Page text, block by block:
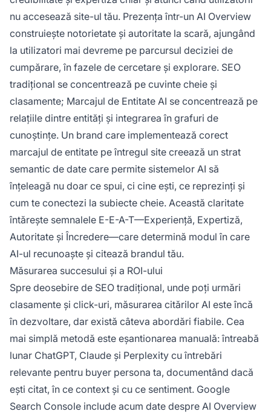
nu accesează site-ul tău. Prezența într-un AI Overview
construiește notorietate și autoritate la scară, ajungând
la utilizatori mai devreme pe parcursul deciziei de
cumpărare, în fazele de cercetare și explorare. SEO
tradițional se concentrează pe cuvinte cheie și
clasamente; Marcajul de Entitate AI se concentrează pe
relațiile dintre entități și integrarea în grafuri de
cunoștințe. Un brand care implementează corect
marcajul de entitate pe întregul site creează un strat
semantic de date care permite sistemelor AI să
înțeleagă nu doar ce spui, ci cine ești, ce reprezinți și
cum te conectezi la subiecte cheie. Această claritate
întărește semnalele E-E-A-T—Experiență, Expertiză,
Autoritate și Încredere—care determină modul în care
AI-ul recunoaște și citează brandul tău.
Măsurarea succesului și a ROI-ului
Spre deosebire de SEO tradițional, unde poți urmări
clasamente și click-uri, măsurarea citărilor AI este încă
în dezvoltare, dar există câteva abordări fiabile. Cea
mai simplă metodă este eșantionarea manuală: întreabă
lunar ChatGPT, Claude și Perplexity cu întrebări
relevante pentru buyer persona ta, documentând dacă
ești citat, în ce context și cu ce sentiment. Google
Search Console include acum date despre AI Overview